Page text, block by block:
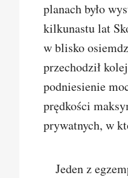
planach było
kilkunastu lat
w blisko
przechodził
podniesienie
prędkości
prywatnych, w
Jeden z